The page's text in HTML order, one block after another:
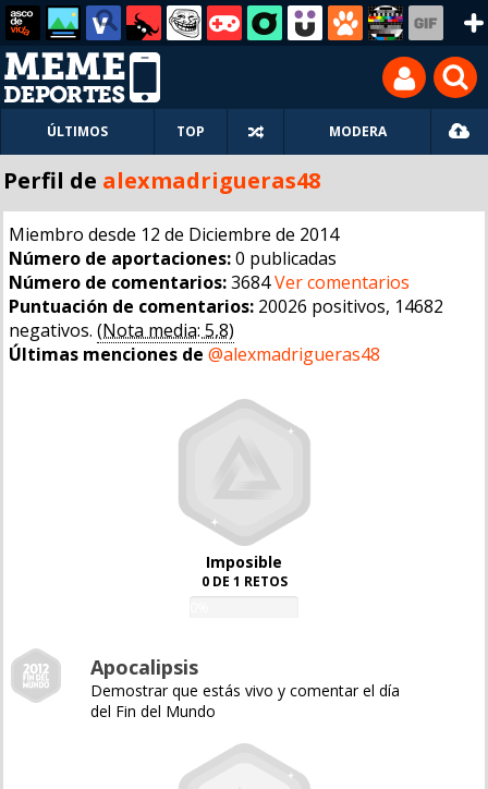
ÚLTIMOS TOP MODERA
Perfil de alexmadrigueras48
Miembro desde 12 de Diciembre de 2014
Número de aportaciones:0 publicadas
Número de comentarios:3684Ver comentarios
Puntuación de comentarios: 20026 positivos, 14682
negativos. (Nota media: 5,8)
Últimas menciones de @alexmadrigueras48
Imposible
0 DE 1 RETOS
Apocalipsis
Demostrar que estás vivo y comentar el día
del Fin del Mundo